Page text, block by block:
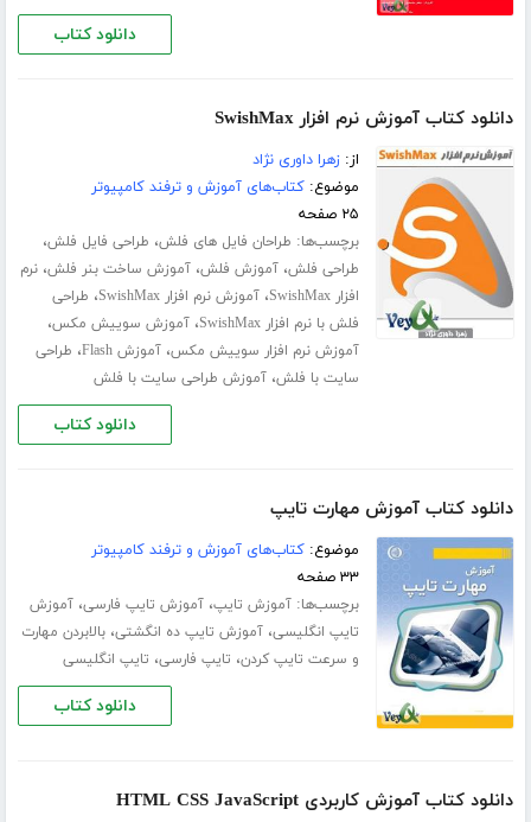
دانلود کتاب
دانلود کتاب آموزش نرم افزار SwishMax
از:زهرا داوری نژاد
موضوع:کتاب‌های آموزش و ترفند کامپیوتر
۲۵ صفحه
برچسب‌ها: طراحان فایل های فلش، طراحی فایل فلش،
طراحی فلش،آموزش فلش،آموزش ساخت بنر فلش،نرم
افزار SwishMax
،آموزش نرم افزار SwishMax ، طراحی
فلش با نرم افزار SwishMax
،آموزش سوییش مکس،
آموزش نرم افزار سوییش مکس،آموزش Flash ، طراحی
سایت با فلش،آموزش طراحی سایت با فلش
دانلود کتاب
دانلود کتاب آموزش مهارت تایپ
موضوع:کتاب‌های آموزش و ترفند کامپیوتر
۳۳ صفحه
برچسب‌ها:آموزش تایپ،آموزش تایپ فارسی،آموزش
تایپ انگلیسی،آموزش تایپ ده انگشتی،بالابردن مهارت
و سرعت تایپ کردن، تایپ فارسی، تایپ انگلیسی
دانلود کتاب
دانلود کتاب آموزش کاربردی HTML CSS JavaScript